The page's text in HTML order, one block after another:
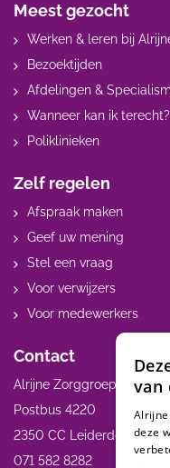
Meest gezocht
Werken & leren bij
Bezoektijden
Afdelingen &
Wanneer kan ik terecht?
Poliklinieken
Zelf regelen
Afspraak maken
Geef uw mening
Stel een vraag
Voor verwijzers
Voor medewerkers
Contact
Alrijne Zorggroep
Postbus 4220
2350 CC Leiderdorp
071 582 8282
van
deze